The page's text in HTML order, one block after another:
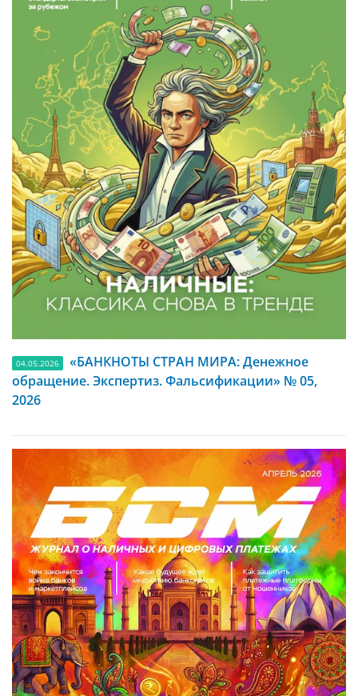
04.05.2026
«БАНКНОТЫ СТРАН МИРА: Денежное
обращение. Экспертиз. Фальсификации» № 05,
2026